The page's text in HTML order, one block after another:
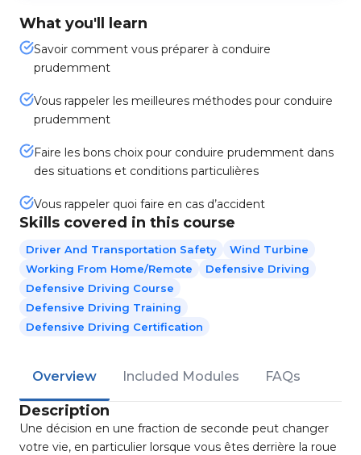
What you'll learn
Savoir comment vous préparer à conduire
prudemment
Vous rappeler les meilleures méthodes pour conduire
prudemment
Faire les bons choix pour conduire prudemment dans
des situations et conditions particulières
Vous rappeler quoi faire en cas d’accident
Skills covered in this course
Driver And Transportation Safety
Wind Turbine
Working From Home/Remote
Defensive Driving
Defensive Driving Course
Defensive Driving Training
Defensive Driving Certification
Overview Included Modules FAQs
Description
Une décision en une fraction de seconde peut changer
votre vie, en particulier lorsque vous êtes derrière la roue